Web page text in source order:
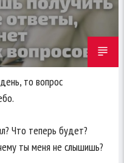
то вопрос
Что теперь будет?
ты меня не слышишь?